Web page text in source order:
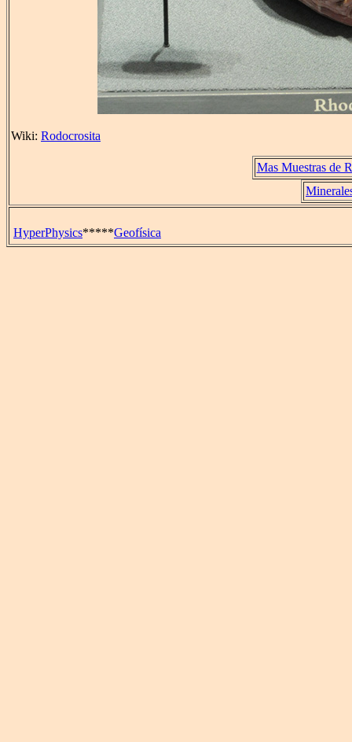
Wiki: Rodocrosita
Mas Muestras de
HyperPhysics*****Geofísica